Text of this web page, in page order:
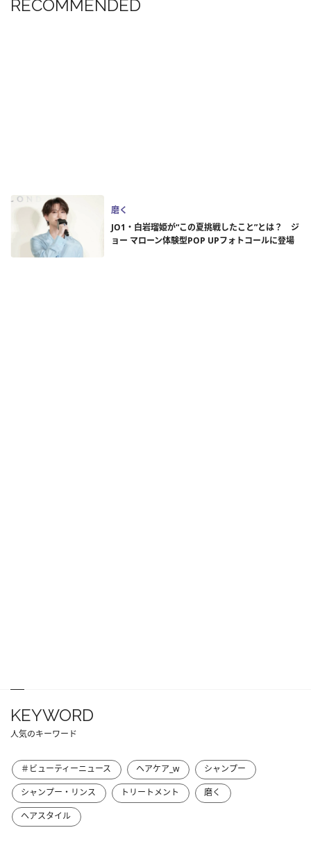
RECOMMENDED
磨く
JO1・白岩瑠姫が“この夏挑戦したこと”とは？ ジ
ョー マローン体験型POP UPフォトコールに登場
KEYWORD
人気のキーワード
＃ビューティーニュース ヘアケア_w
シャンプー
シャンプー・リンス
トリートメント
磨く
ヘアスタイル